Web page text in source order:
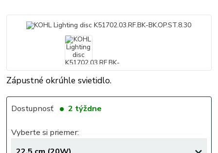
Zápustné okrúhle svietidlo.
Dostupnosť 2 týždne
Vyberte si priemer: